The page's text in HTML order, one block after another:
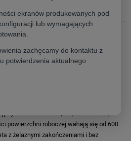
(4:3)– elektryczny ekran
formatu
o największych instalacjach, takich
powierzchni roboczej wahają się od 600
z żelaznymi zakończeniami i bez
ekranów produkowanych pod
lub wymagających
zachęcamy do kontaktu z
potwierdzenia aktualnego